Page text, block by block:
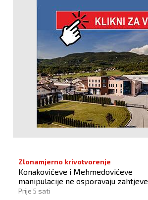
Zlonamjerno krivotvorenje
Konakovićeve i Mehmedovićeve
manipulacije ne osporavaju zahtjeve
Hrvata
Prije 5 sati